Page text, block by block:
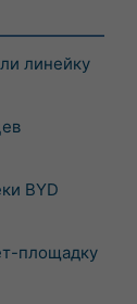
линейку
BYD
площадку